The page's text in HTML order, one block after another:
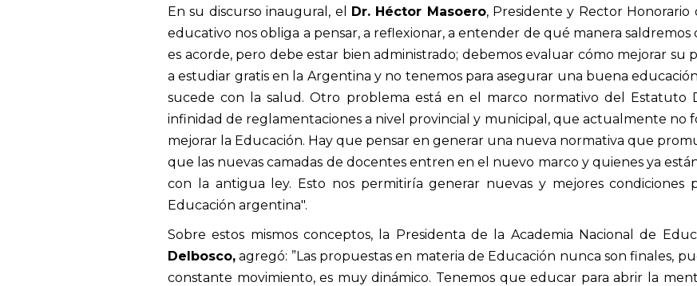
En su discurso inaugural, el Dr. Héctor Masoero, Presidente y Rector Honorario
educativo nos obliga a pensar, a reflexionar, a entender de qué manera
es acorde, pero debe estar bien administrado; debemos evaluar cómo mejorar su
a estudiar gratis en la Argentina y no tenemos para asegurar una buena
sucede con la salud. Otro problema está en el marco normativo del Estatuto
infinidad de reglamentaciones a nivel provincial y municipal, que actualmente no
mejorar la Educación. Hay que pensar en generar una nueva normativa que
que las nuevas camadas de docentes entren en el nuevo marco y quienes ya
con la antigua ley. Esto nos permitiría generar nuevas y mejores condiciones
Educación argentina".
Sobre estos mismos conceptos, la Presidenta de la Academia Nacional de
Delbosco, agregó: ”Las propuestas en materia de Educación nunca son finales,
constante movimiento, es muy dinámico. Tenemos que educar para abrir la